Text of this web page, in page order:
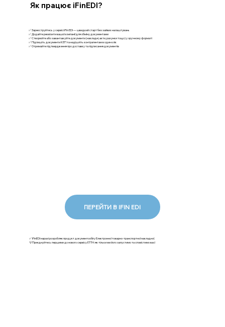
✅ Зареєструйтесь у сервісі iFin EDI — швидкий старт без зайвих налаштувань
✅ Додайте реквізити вашої компанії для обміну документами
✅ Створюйте або завантажуйте документи (накладні, акти, рахунки тощо) у зручному форматі
✅ Підпишіть документи КЕП та надішліть контрагентам в один клік
✅ Отримайте підтвердження про доставку та підписання документів
Як працює iFinEDI?
✅ iFinEDI наразі розробляє продукт документообігу Електронної товарно-транспортної накладної.
💡Приєднуйтесь першими до нового сервісу ЕТТН: як тільки ми його запустимо та сповістимо вас!
ПЕРЕЙТИ В IFIN EDI